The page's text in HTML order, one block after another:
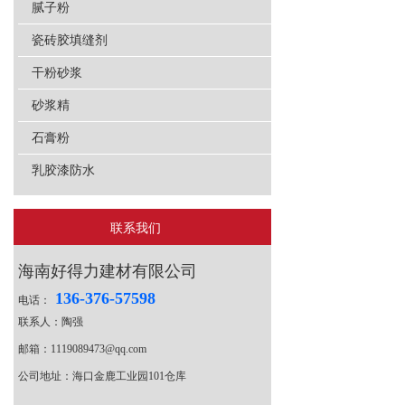
腻子粉
瓷砖胶填缝剂
干粉砂浆
砂浆精
石膏粉
乳胶漆防水
联系我们
海南好得力建材有限公司
电话： 136-376-57598
联系人：陶强
邮箱：1119089473@qq.com
公司地址：海口金鹿工业园101仓库